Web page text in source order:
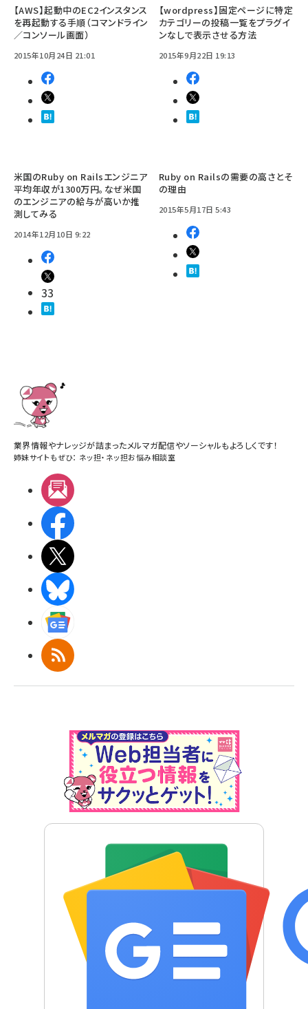
【AWS】起動中のEC2インスタンス
を再起動する手順（コマンドライン
／コンソール画面）
2015年10月24日 21:01
【wordpress】固定ページに特定
カテゴリーの投稿一覧をプラグイ
ンなしで表示させる方法
2015年9月22日 19:13
米国のRuby on Railsエンジニア
平均年収が1300万円。なぜ米国
のエンジニアの給与が高いか推
測してみる
2014年12月10日 9:22
33
Ruby on Railsの需要の高さとそ
の理由
2015年5月17日 5:43
業界情報やナレッジが詰まったメルマガ配信やソーシャルもよろしくです！
姉妹サイトもぜひ： ネッ担・ ネッ担お悩み相談室
RSS